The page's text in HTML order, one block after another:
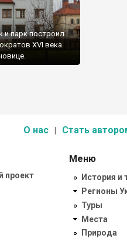
и парк построил
XVI века
О нас Стать
проект
Меню
История и
Регионы
Туры
Места
Природа